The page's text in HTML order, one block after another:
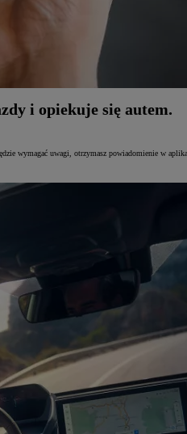
i opiekuje się autem.
wymagać uwagi, otrzymasz powiadomienie w